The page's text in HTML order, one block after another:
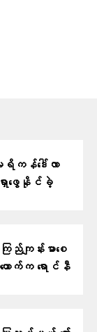
ကန်ဒေါ်လာ
ာဖွေနိုင်ခဲ့
ည်ကျန်းမာစေ
ယောက်က ရောင်နီ